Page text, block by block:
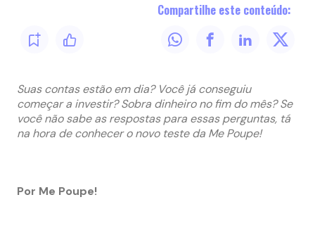
Compartilhe este conteúdo:
Suas contas estão em dia? Você já conseguiu
começar a investir? Sobra dinheiro no fim do mês? Se
você não sabe as respostas para essas perguntas, tá
na hora de conhecer o novo teste da Me Poupe!
Por Me Poupe!